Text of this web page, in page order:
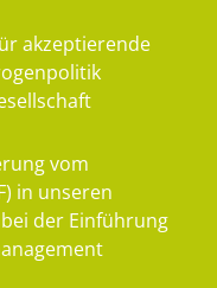
akzeptierende
vom
in unseren
der Einführung